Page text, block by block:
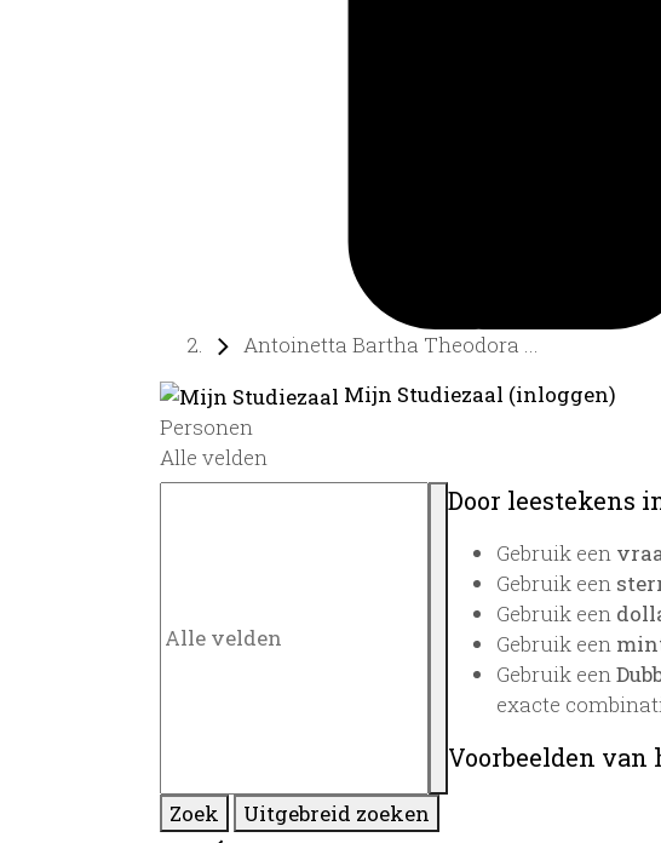
Antoinetta Bartha Theodora ...
Mijn Studiezaal (inloggen)
Personen
Alle velden
Door leestekens
Gebruik een
Gebruik een
Gebruik een
Gebruik een
Gebruik een
exacte
Voorbeelden
Zoek Uitgebreid zoeken